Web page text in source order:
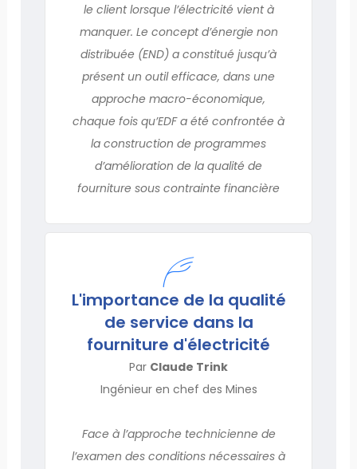
le client lorsque l’électricité vient à
manquer. Le concept d’énergie non
distribuée (END) a constitué jusqu’à
présent un outil efficace, dans une
approche macro-économique,
chaque fois qu’EDF a été confrontée à
la construction de programmes
d’amélioration de la qualité de
fourniture sous contrainte financière
L'importance de la qualité
de service dans la
fourniture d'électricité
Par Claude Trink
Ingénieur en chef des Mines
Face à l’approche technicienne de
l’examen des conditions nécessaires à